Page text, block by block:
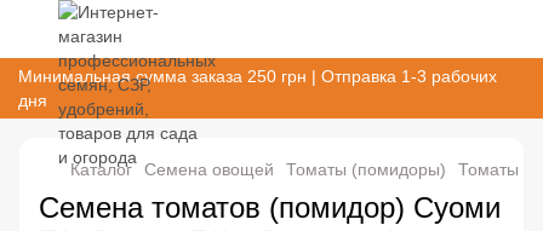
Минимальная сумма заказа 250 грн | Отправка 1-3 рабочих
дня
Каталог Семена овощей Томаты (помидоры) Томаты
Семена томатов (помидор) Суоми